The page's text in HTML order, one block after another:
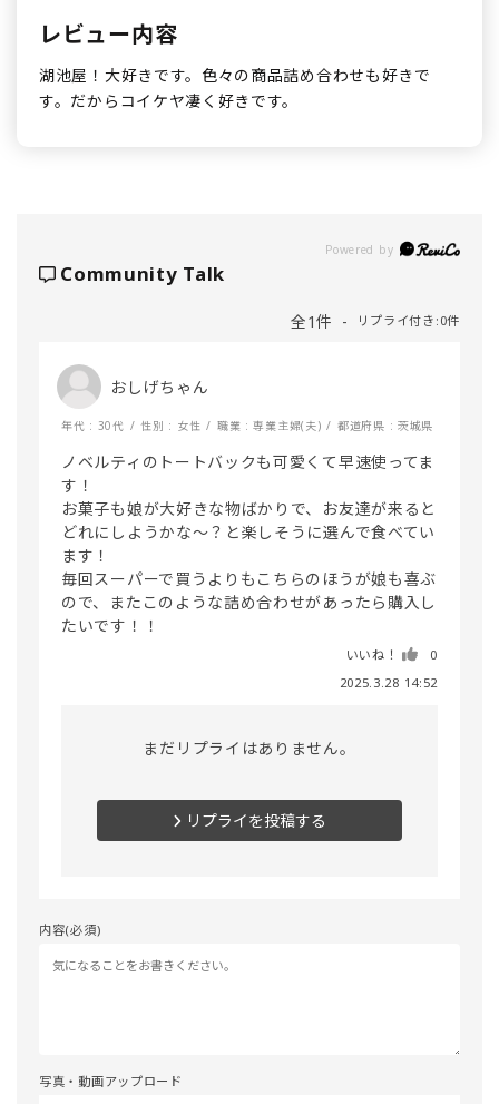
レビュー内容
湖池屋！大好きです。色々の商品詰め合わせも好きで
す。だからコイケヤ凄く好きです。
Powered by
Community Talk
全1件 リプライ付き:0件
おしげちゃん
年代 : 30代 性別 : 女性 職業 : 専業主婦(夫) 都道府県 : 茨城県
ノベルティのトートバックも可愛くて早速使ってま
す！
お菓子も娘が大好きな物ばかりで、お友達が来ると
どれにしようかな〜？と楽しそうに選んで食べてい
ます！
毎回スーパーで買うよりもこちらのほうが娘も喜ぶ
ので、またこのような詰め合わせがあったら購入し
たいです！！
いいね！
0
2025.3.28 14:52
まだリプライはありません。
リプライを投稿する
内容(必須)
写真・動画アップロード